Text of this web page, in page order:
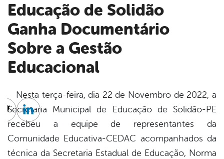
Educação de Solidão
Ganha Documentário
Sobre a Gestão
Educacional
Nesta terça-feira, dia 22 de Novembro de 2022, a
Secretaria Municipal de Educação de Solidão-PE
recebeu a equipe de representantes da
Comunidade Educativa-CEDAC acompanhados da
técnica da Secretaria Estadual de Educação, Norma
TwitterLinkedin